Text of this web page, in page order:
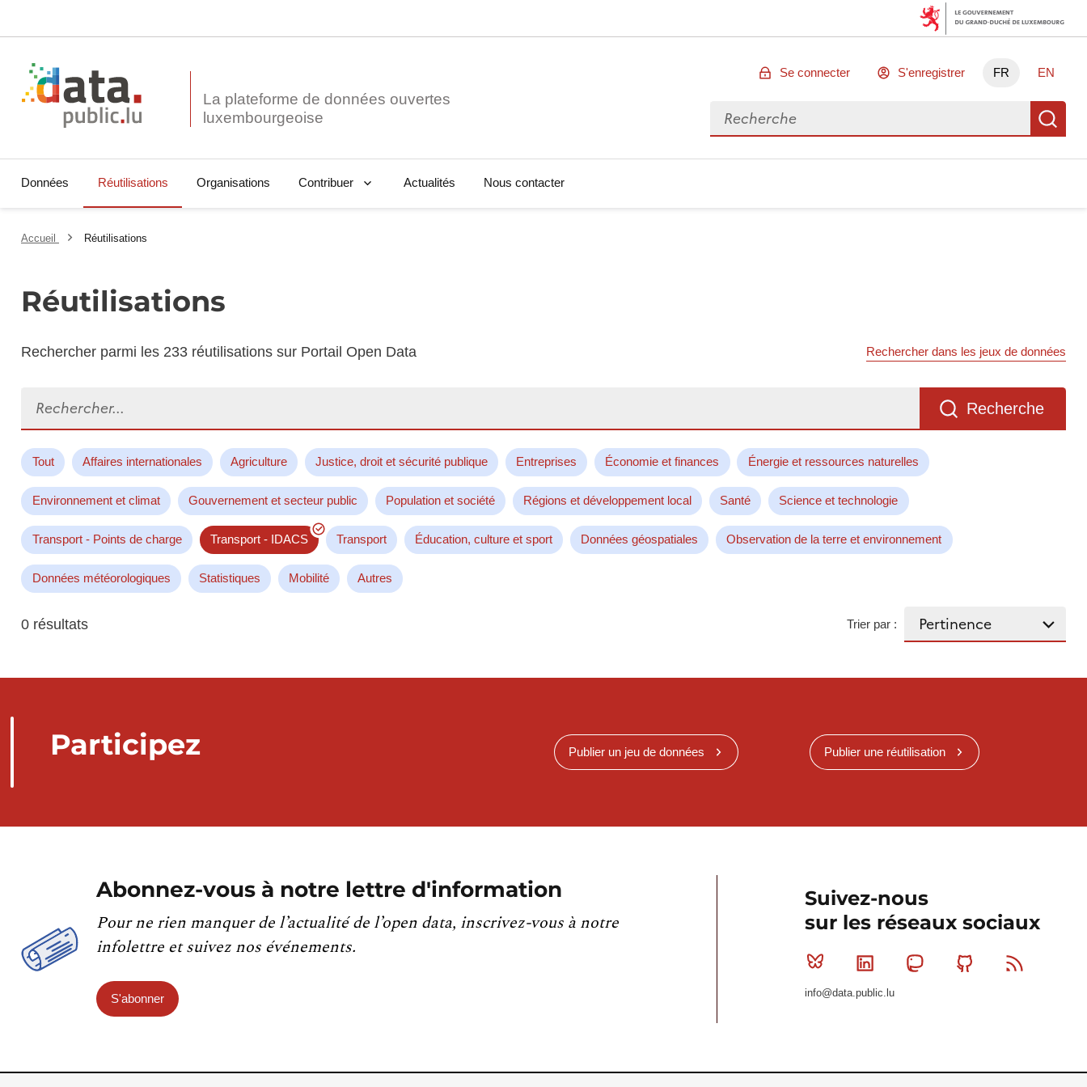
La plateforme de données ouvertes
Se connecter S'enregistrer FR EN
Rechercher des données
Données Réutilisations Organisations Contribuer Actualités Nous contacter
Accueil Réutilisations
Réutilisations
Rechercher parmi les 233 réutilisations sur Portail Open Data Rechercher dans les jeux de données
Recherche
Tout Affaires internationales Agriculture Justice, droit et sécurité publique Entreprises Économie et finances Énergie et ressources naturelles
Environnement et climat Gouvernement et secteur public Population et société Régions et développement local Santé Science et technologie
Transport - Points de charge Transport - IDACS Transport Éducation, culture et sport Données géospatiales Observation de la terre et environnement
Données météorologiques Statistiques Mobilité Autres
0 résultats Trier par :
Participez Publier un jeu de données Publier une réutilisation
Abonnez-vous à notre lettre d'information
Pour ne rien manquer de l’actualité de l’open data, inscrivez-vous à notre
infolettre et suivez nos événements.
S'abonner
Suivez-nous
sur les réseaux sociaux
Bluesky Linkedin MastodonGithub
info@data.public.lu